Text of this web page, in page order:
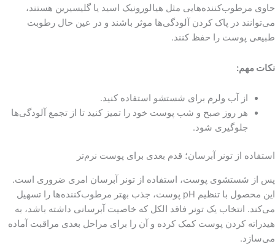
حاوی مرطوب‌کننده‌هایی مثل هیالورونیک اسید یا گلیسیرین هستند،
می‌توانند در پاک کردن آلودگی‌ها موثر باشند و در عین حال رطوبت
طبیعی پوست را حفظ کنند.
نکات مهم:
از آب ولرم برای شستشو استفاده کنید.
هر روز صبح و شب پوست خود را تمیز کنید تا از تجمع آلودگی‌ها
جلوگیری شود.
استفاده از تونر آبرسان؛ قدم بعدی برای پوست نرم‌تر
پس از شستشوی پوست، استفاده از تونر آبرسان امری ضروری است.
این محصول با تنظیم pH پوست، جذب بهتر مرطوب‌کننده‌ها را تسهیل
می‌کند. انتخاب یک تونر فاقد الکل که خاصیت آبرسانی داشته باشد، به
هیدراته کردن پوست کمک کرده و آن را برای مراحل بعدی مراقبت آماده
می‌سازد.